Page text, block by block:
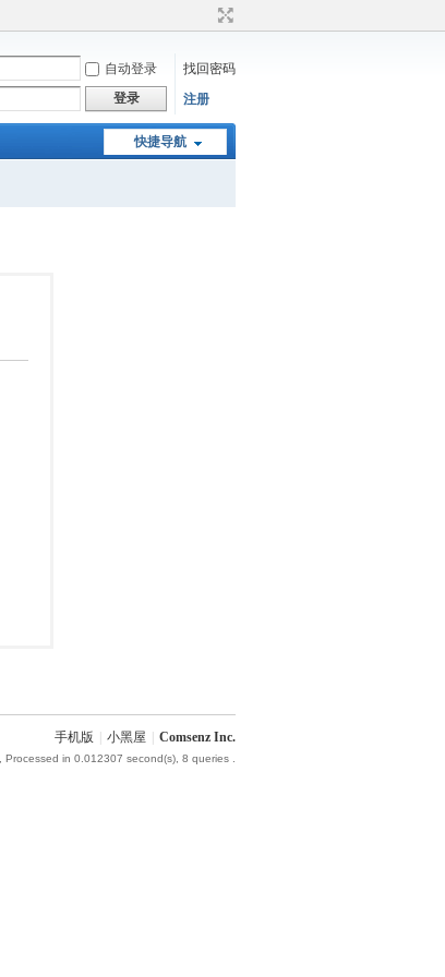
自动登录
找回密码
登录 注册
快捷导航
手机版 小黑屋 Comsenz Inc.
, Processed in 0.012307 second(s), 8 queries .